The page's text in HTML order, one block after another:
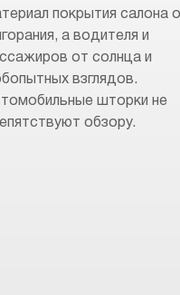
покрытия салона
а водителя и
от солнца и
взглядов.
шторки не
обзору.